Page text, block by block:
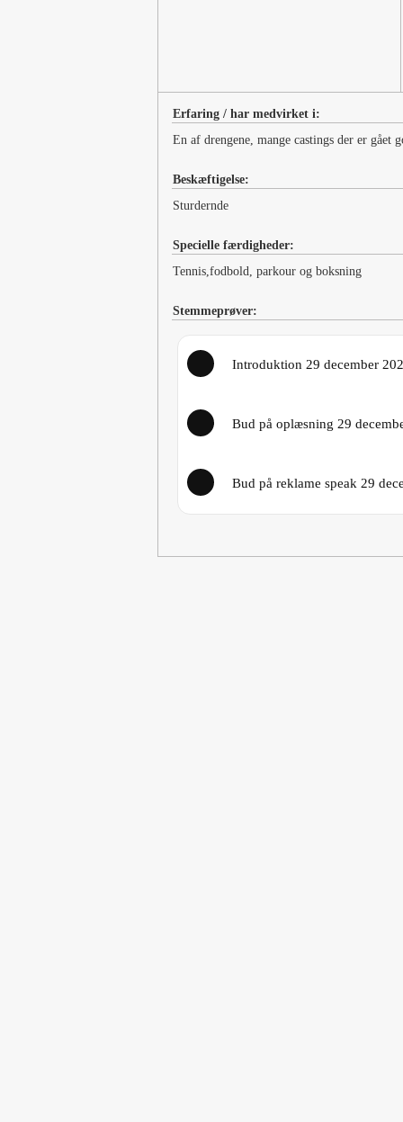
Erfaring / har medvirket i:
En af drengene, mange castings der er gået
Beskæftigelse:
Sturdernde
Specielle færdigheder:
Tennis,fodbold, parkour og boksning
Stemmeprøver:
Introduktion 29 december
Bud på oplæsning 29
Bud på reklame speak 29